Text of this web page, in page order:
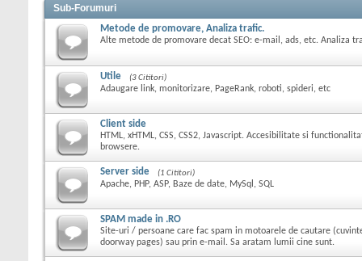
Sub-Forumuri
Metode de promovare, Analiza trafic.
Alte metode de promovare decat SEO: e-mail, ads, etc. Analiza
Utile (3 Cititori)
Adaugare link, monitorizare, PageRank, roboti, spideri, etc
Client side
HTML, xHTML, CSS, CSS2, Javascript. Accesibilitate si
browsere.
Server side (1 Cititori)
Apache, PHP, ASP, Baze de date, MySql, SQL
SPAM made in .RO
Site-uri / persoane care fac spam in motoarele de cautare
doorway pages) sau prin e-mail. Sa aratam lumii cine sunt.